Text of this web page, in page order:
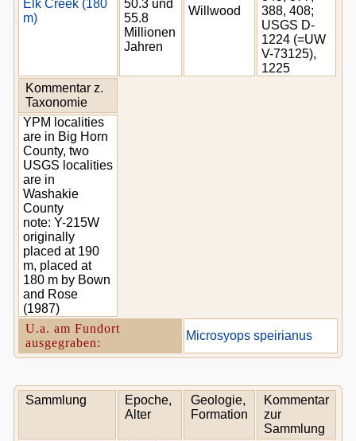
Elk Creek (180
m)
50.3 und
55.8
Millionen
Jahren
Willwood
388, 408;
USGS D-
1224 (=UW
V-73125),
1225
Kommentar z.
Taxonomie
YPM localities
are in Big Horn
County, two
USGS localities
are in
Washakie
County
note: Y-215W
originally
placed at 190
m, placed at
180 m by Bown
and Rose
(1987)
U.a. am Fundort
ausgegraben:
Microsyops speirianus
Sammlung
Epoche,
Alter
Geologie,
Formation
Kommentar
zur
Sammlung